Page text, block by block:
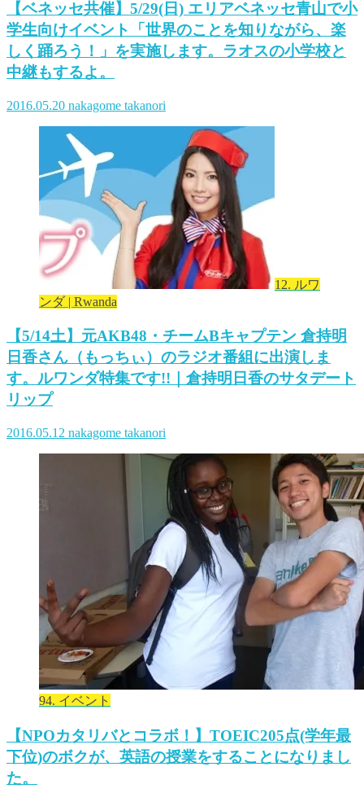
【ベネッセ共催】5/29(日) エリアベネッセ青山で小
学生向けイベント「世界のことを知りながら、楽
しく踊ろう！」を実施します。ラオスの小学校と
中継もするよ。
2016.05.20 nakagome takanori
12. ルワ
ンダ | Rwanda
【5/14土】元AKB48・チームBキャプテン 倉持明
日香さん（もっちぃ）のラジオ番組に出演しま
す。ルワンダ特集です!!｜倉持明日香のサタデート
リップ
2016.05.12 nakagome takanori
94. イベント
【NPOカタリバとコラボ！】TOEIC205点(学年最
下位)のボクが、英語の授業をすることになりまし
た。